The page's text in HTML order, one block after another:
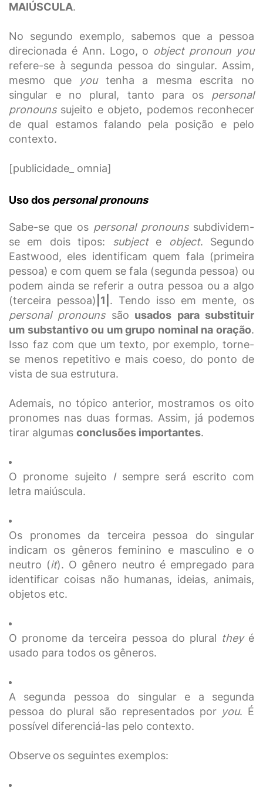
MAIÚSCULA.
No segundo exemplo, sabemos que a pessoa
direcionada é Ann. Logo, o object pronoun you
refere-se à segunda pessoa do singular. Assim,
mesmo que
you tenha a mesma escrita no
singular e no plural, tanto para os personal
pronouns sujeito e objeto, podemos reconhecer
de qual estamos falando pela posição e pelo
contexto.
[publicidade_ omnia]
Uso dos personal pronouns
Sabe-se que os personal pronounssubdividem-
se em dois tipos: subjecte object. Segundo
Eastwood, eles identificam quem fala (primeira
pessoa) e com quem se fala (segunda pessoa) ou
podem ainda se referir a outra pessoa ou a algo
(terceira pessoa) |1| . Tendo isso em mente, os
personal pronouns são usados para substituir
um substantivo ou um grupo nominal na oração.
Isso faz com que um texto, por exemplo, torne-
se menos repetitivo e mais coeso, do ponto de
vista de sua estrutura.
Ademais, no tópico anterior, mostramos os oito
pronomes nas duas formas. Assim, já podemos
tirar algumas conclusões importantes.
O pronome sujeito I sempre será escrito com
letra maiúscula.
Os pronomes da terceira pessoa do singular
indicam os gêneros feminino e masculino e o
neutro (it). O gênero neutro é empregado para
identificar coisas não humanas, ideias, animais,
objetos etc.
O pronome da terceira pessoa do plural they é
usado para todos os gêneros.
A segunda pessoa do singular e a segunda
pessoa do plural são representados por you. É
possível diferenciá-las pelo contexto.
Observe os seguintes exemplos: